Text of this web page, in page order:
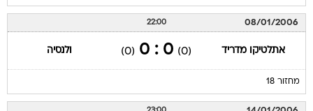
08/01/2006
22:00
אתלטיקו מדריד (0)
0 : 0
(0) ולנסיה
מחזור 18